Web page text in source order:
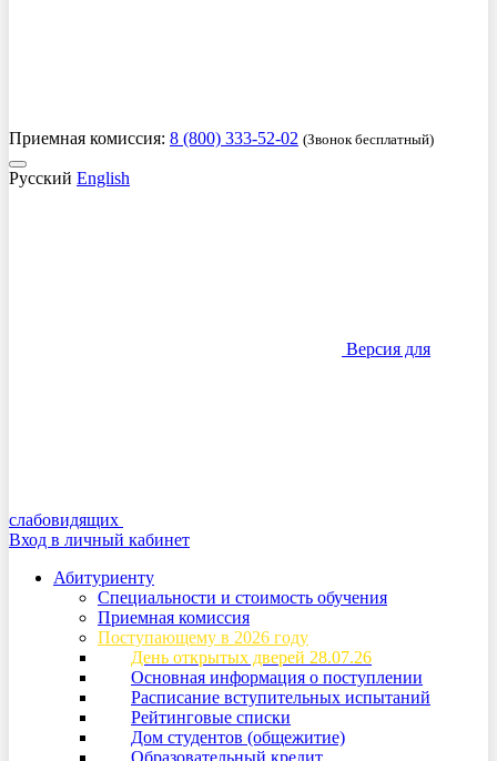
Приемная комиссия: 8 (800) 333-52-02 (Звонок бесплатный)
Русский English
Версия для
слабовидящих
Вход в личный кабинет
Абитуриенту
Специальности и стоимость обучения
Приемная комиссия
Поступающему в 2026 году
День открытых дверей 28.07.26
Основная информация о поступлении
Расписание вступительных испытаний
Рейтинговые списки
Дом студентов (общежитие)
Образовательный кредит